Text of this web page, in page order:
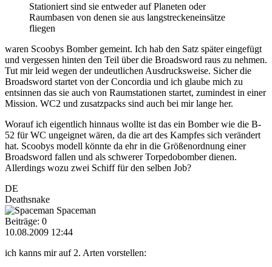
Stationiert sind sie entweder auf Planeten oder
Raumbasen von denen sie aus langstreckeneinsätze
fliegen
waren Scoobys Bomber gemeint. Ich hab den Satz später eingefügt
und vergessen hinten den Teil über die Broadsword raus zu nehmen.
Tut mir leid wegen der undeutlichen Ausdrucksweise. Sicher die
Broadsword startet von der Concordia und ich glaube mich zu
entsinnen das sie auch von Raumstationen startet, zumindest in einer
Mission. WC2 und zusatzpacks sind auch bei mir lange her.
Worauf ich eigentlich hinnaus wollte ist das ein Bomber wie die B-
52 für WC ungeignet wären, da die art des Kampfes sich verändert
hat. Scoobys modell könnte da ehr in die Größenordnung einer
Broadsword fallen und als schwerer Torpedobomber dienen.
Allerdings wozu zwei Schiff für den selben Job?
DE
Deathsnake
Spaceman
Beiträge: 0
10.08.2009 12:44
ich kanns mir auf 2. Arten vorstellen: